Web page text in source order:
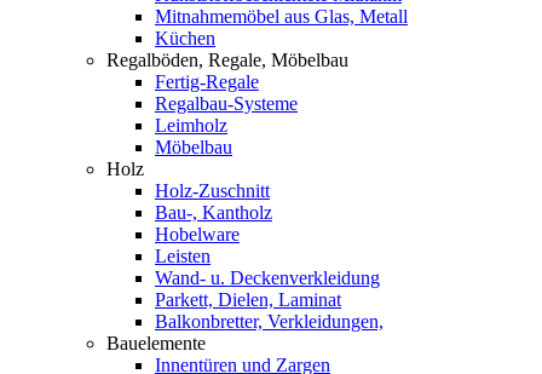
Mitnahmemöbel aus Glas, Metall
Küchen
Regalböden, Regale, Möbelbau
Fertig-Regale
Regalbau-Systeme
Leimholz
Möbelbau
Holz
Holz-Zuschnitt
Bau-, Kantholz
Hobelware
Leisten
Wand- u. Deckenverkleidung
Parkett, Dielen, Laminat
Balkonbretter, Verkleidungen,
Bauelemente
Innentüren und Zargen